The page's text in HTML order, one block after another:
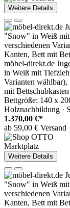
Weitere Details
möbel-direkt.de
in Weiß mit
Varianten
mit
Bettgröße: 140 x
Holznachbildung ·
1.370,00 €*
ab 59,00 € Versand
Marktplatz
Weitere Details